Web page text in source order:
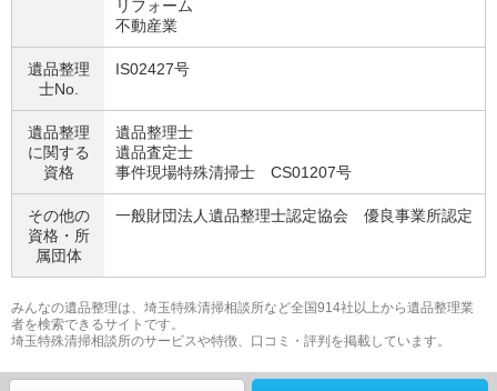
リフォーム
不動産業
遺品整理
士No.
IS02427号
遺品整理
に関する
資格
遺品整理士
遺品査定士
事件現場特殊清掃士 CS01207号
その他の
資格・ 所
属団体
一般財団法人遺品整理士認定協会 優良事業所認定
みんなの遺品整理は、埼玉特殊清掃相談所など全国914社以上から遺品整理業
者を検索できるサイトです。
埼玉特殊清掃相談所のサービスや特徴、口コミ・評判を掲載しています。